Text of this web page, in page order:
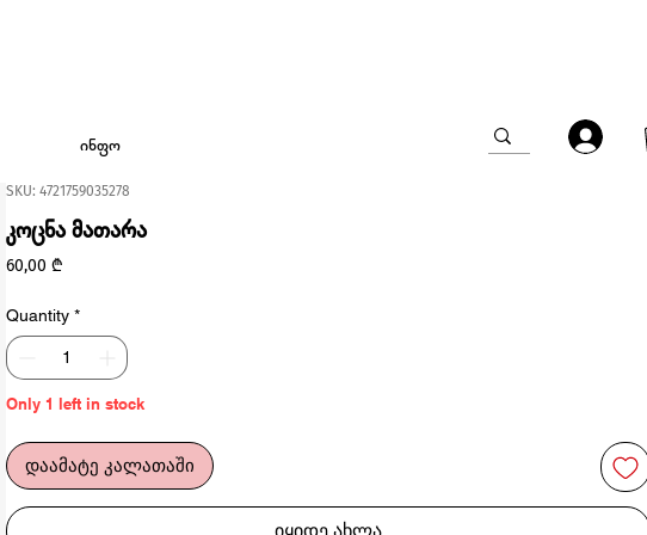
ინფო
SKU: 4721759035278
კოცნა მათარა
60,00 ₾
Quantity *
Only 1 left in stock
დაამატე კალათაში